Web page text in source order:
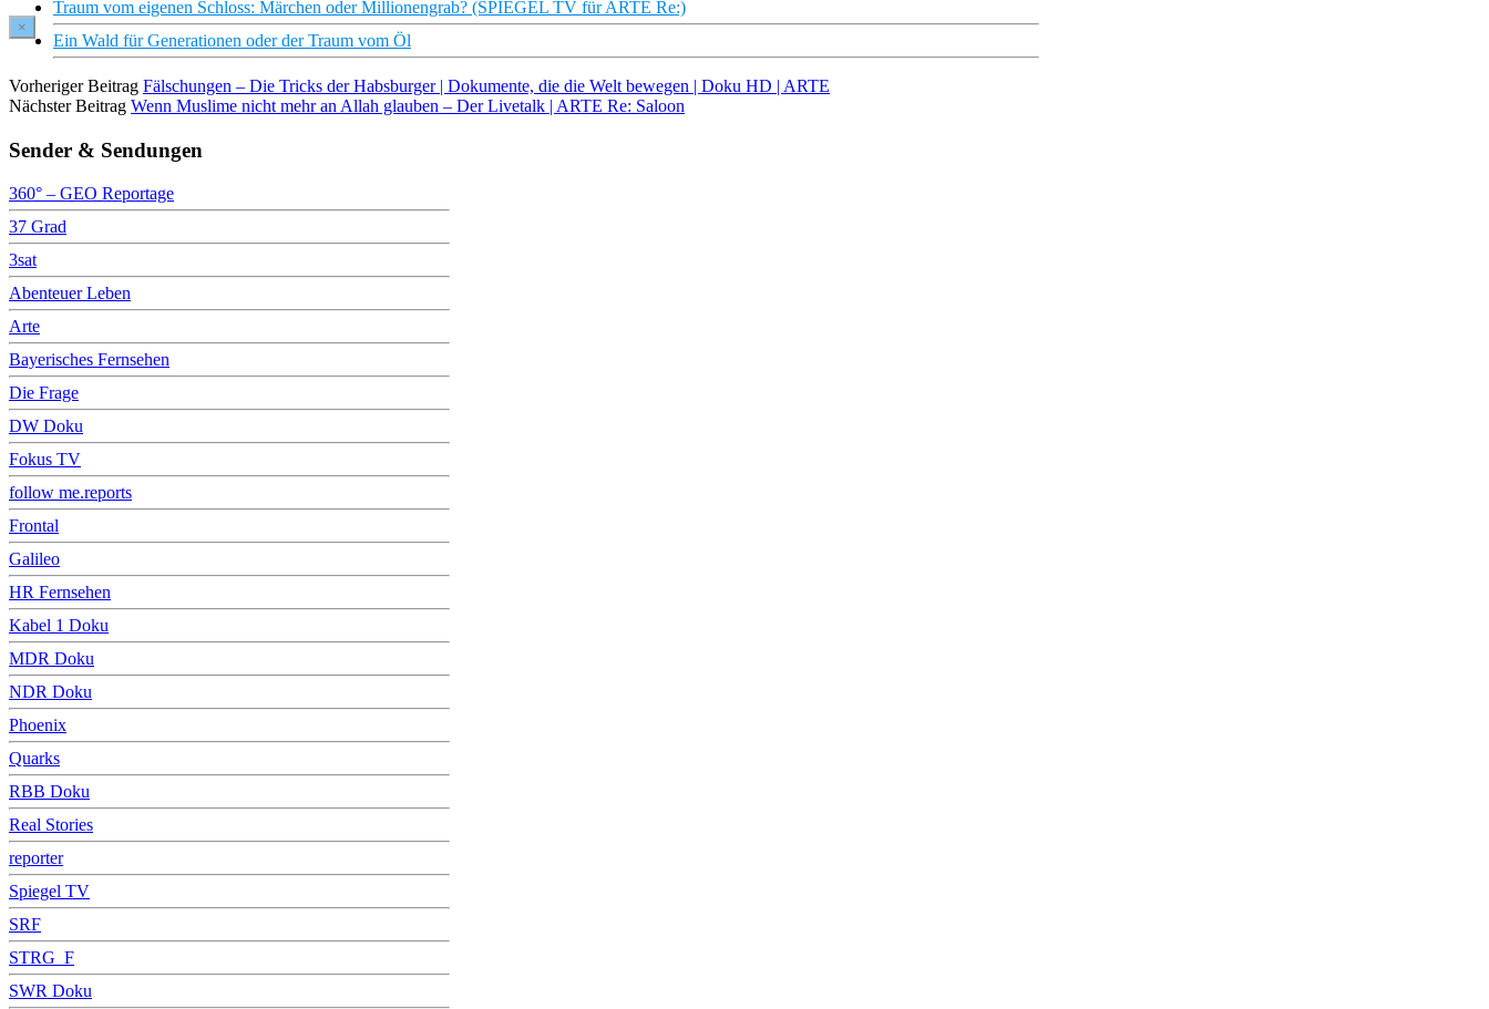
Traum vom eigenen Schloss: Märchen oder Millionengrab? (SPIEGEL TV für ARTE Re:)
Ein Wald für Generationen oder der Traum vom Öl
Vorheriger Beitrag Fälschungen – Die Tricks der Habsburger | Dokumente, die die Welt bewegen | Doku HD | ARTE
Nächster Beitrag Wenn Muslime nicht mehr an Allah glauben – Der Livetalk | ARTE Re: Saloon
Sender & Sendungen
360° – GEO Reportage
37 Grad
3sat
Abenteuer Leben
Arte
Bayerisches Fernsehen
Die Frage
DW Doku
Fokus TV
follow me.reports
Frontal
Galileo
HR Fernsehen
Kabel 1 Doku
MDR Doku
NDR Doku
Phoenix
Quarks
RBB Doku
Real Stories
reporter
Spiegel TV
SRF
STRG_F
SWR Doku
×